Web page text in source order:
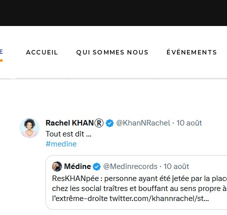
ACCUEIL QUI SOMMES NOUS ÉVÉNEMENTS